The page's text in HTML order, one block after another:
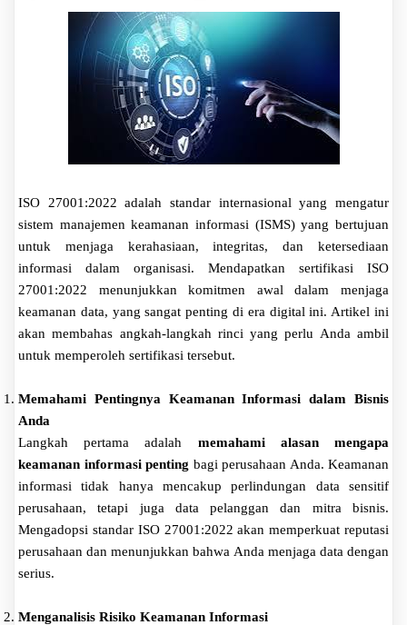
ISO 27001:2022 adalah standar internasional yang mengatur
sistem manajemen keamanan informasi (ISMS) yang bertujuan
untuk menjaga kerahasiaan, integritas, dan ketersediaan
informasi dalam organisasi. Mendapatkan sertifikasi ISO
27001:2022 menunjukkan komitmen awal dalam menjaga
keamanan data, yang sangat penting di era digital ini. Artikel ini
akan membahas angkah-langkah rinci yang perlu Anda ambil
untuk memperoleh sertifikasi tersebut.
Memahami Pentingnya Keamanan Informasi dalam Bisnis
Anda
Langkah pertama adalah memahami alasan mengapa
keamanan informasi penting bagi perusahaan Anda. Keamanan
informasi tidak hanya mencakup perlindungan data sensitif
perusahaan, tetapi juga data pelanggan dan mitra bisnis.
Mengadopsi standar ISO 27001:2022 akan memperkuat reputasi
perusahaan dan menunjukkan bahwa Anda menjaga data dengan
serius.
Menganalisis Risiko Keamanan Informasi